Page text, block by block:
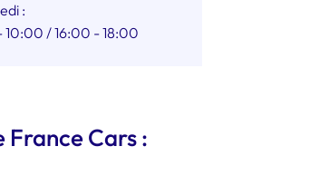
:
10:00 / 16:00 - 18:00
France Cars :